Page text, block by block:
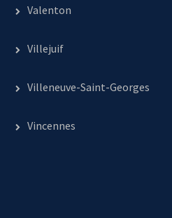
Valenton
Villejuif
Villeneuve-Saint-Georges
Vincennes